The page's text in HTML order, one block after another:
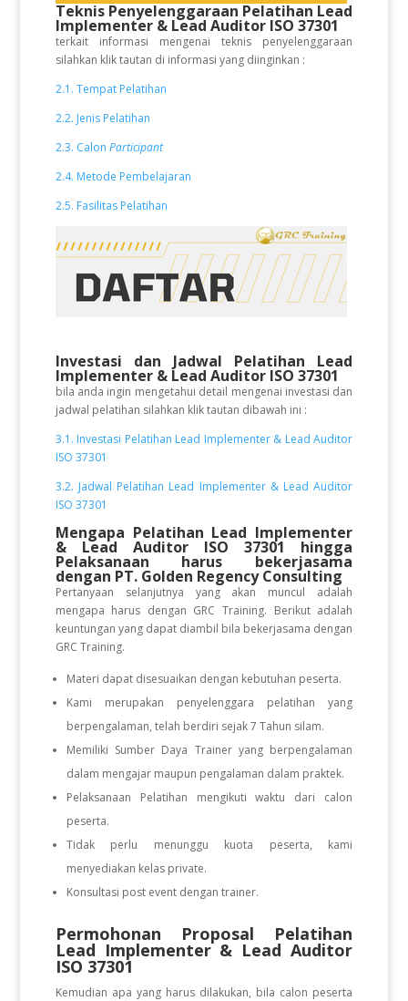
Teknis Penyelenggaraan Pelatihan Lead
Implementer & Lead Auditor ISO 37301
terkait informasi mengenai teknis penyelenggaraan
silahkan klik tautan di informasi yang diinginkan :
2.1. Tempat Pelatihan
2.2. Jenis Pelatihan
2.3. Calon Participant
2.4. Metode Pembelajaran
2.5. Fasilitas Pelatihan
Investasi dan Jadwal Pelatihan Lead
Implementer & Lead Auditor ISO 37301
bila anda ingin mengetahui detail mengenai investasi dan
jadwal pelatihan silahkan klik tautan dibawah ini :
3.1. Investasi Pelatihan Lead Implementer & Lead Auditor
ISO 37301
3.2. Jadwal Pelatihan Lead Implementer & Lead Auditor
ISO 37301
Mengapa Pelatihan Lead Implementer
& Lead Auditor ISO 37301 hingga
Pelaksanaan harus bekerjasama
dengan PT. Golden Regency Consulting
Pertanyaan selanjutnya yang akan muncul adalah
mengapa harus dengan GRC Training. Berikut adalah
keuntungan yang dapat diambil bila bekerjasama dengan
GRC Training.
Materi dapat disesuaikan dengan kebutuhan peserta.
Kami merupakan penyelenggara pelatihan yang
berpengalaman, telah berdiri sejak 7 Tahun silam.
Memiliki Sumber Daya Trainer yang berpengalaman
dalam mengajar maupun pengalaman dalam praktek.
Pelaksanaan Pelatihan mengikuti waktu dari calon
peserta.
Tidak perlu menunggu kuota peserta, kami
menyediakan kelas private.
Konsultasi post event dengan trainer.
Permohonan Proposal Pelatihan
Lead Implementer & Lead Auditor
ISO 37301
Kemudian apa yang harus dilakukan, bila calon peserta